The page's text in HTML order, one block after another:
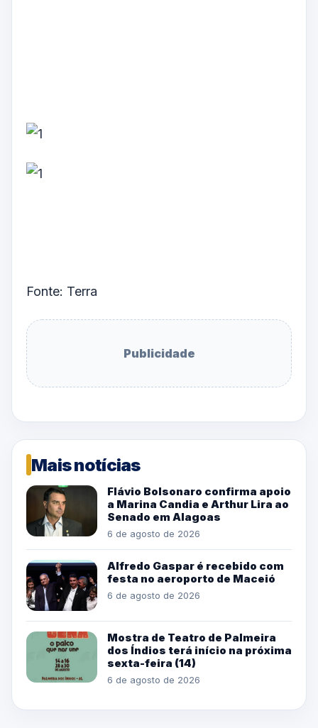
Fonte: Terra
Publicidade
Mais notícias
Flávio Bolsonaro confirma apoio
a Marina Candia e Arthur Lira ao
Senado em Alagoas
6 de agosto de 2026
Alfredo Gaspar é recebido com
festa no aeroporto de Maceió
6 de agosto de 2026
Mostra de Teatro de Palmeira
dos Índios terá início na próxima
sexta-feira (14)
6 de agosto de 2026